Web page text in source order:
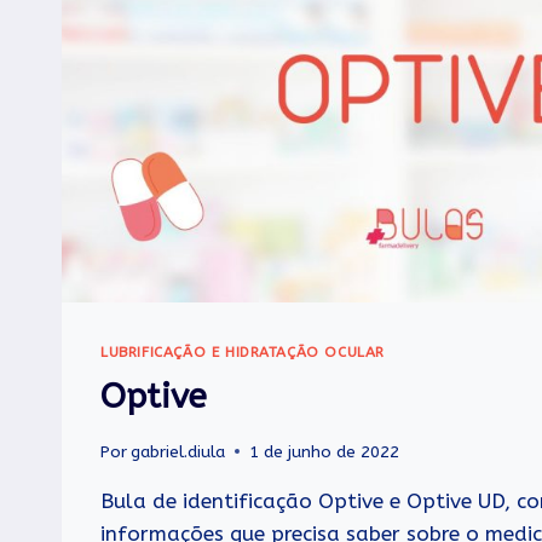
LUBRIFICAÇÃO E HIDRATAÇÃO OCULAR
Optive
Porgabriel.diula 1 de junho de 2022
Bula de identificação Optive e Optive UD,
informações que precisa saber sobre o